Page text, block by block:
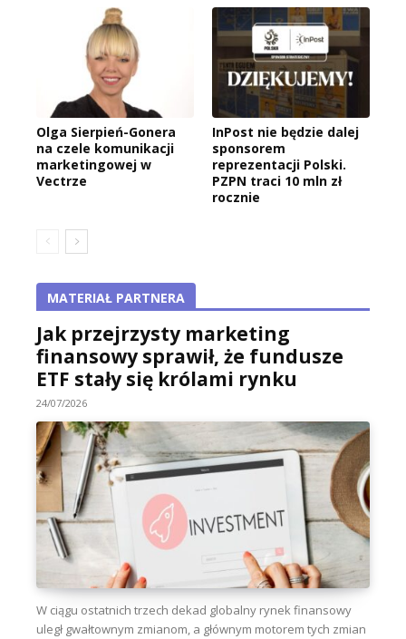
Olga Sierpień-Gonera
na czele komunikacji
marketingowej w
Vectrze
InPost nie będzie dalej
sponsorem
reprezentacji Polski.
PZPN traci 10 mln zł
rocznie
MATERIAŁ PARTNERA
Jak przejrzysty marketing
finansowy sprawił, że fundusze
ETF stały się królami rynku
24/07/2026
W ciągu ostatnich trzech dekad globalny rynek finansowy
uległ gwałtownym zmianom, a głównym motorem tych zmian